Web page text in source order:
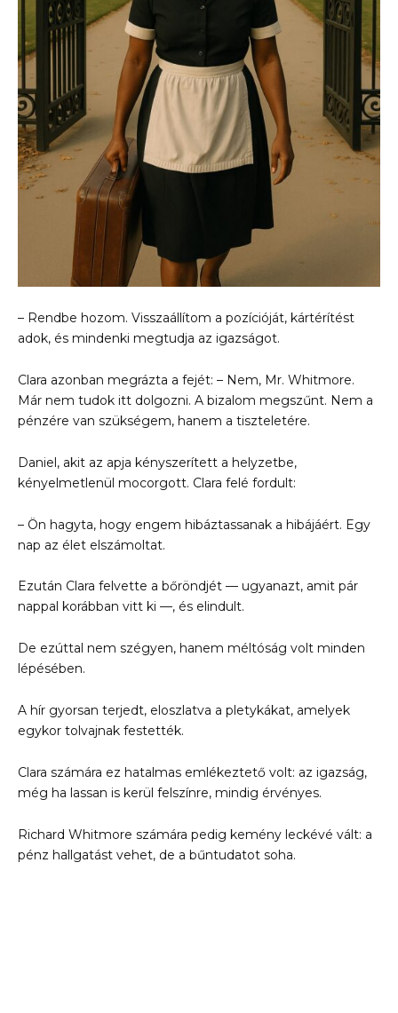
– Rendbe hozom. Visszaállítom a pozícióját, kártérítést
adok, és mindenki megtudja az igazságot.
Clara azonban megrázta a fejét: – Nem, Mr. Whitmore.
Már nem tudok itt dolgozni. A bizalom megszűnt. Nem a
pénzére van szükségem, hanem a tiszteletére.
Daniel, akit az apja kényszerített a helyzetbe,
kényelmetlenül mocorgott. Clara felé fordult:
– Ön hagyta, hogy engem hibáztassanak a hibájáért. Egy
nap az élet elszámoltat.
Ezután Clara felvette a bőröndjét — ugyanazt, amit pár
nappal korábban vitt ki —, és elindult.
De ezúttal nem szégyen, hanem méltóság volt minden
lépésében.
A hír gyorsan terjedt, eloszlatva a pletykákat, amelyek
egykor tolvajnak festették.
Clara számára ez hatalmas emlékeztető volt: az igazság,
még ha lassan is kerül felszínre, mindig érvényes.
Richard Whitmore számára pedig kemény leckévé vált: a
pénz hallgatást vehet, de a bűntudatot soha.